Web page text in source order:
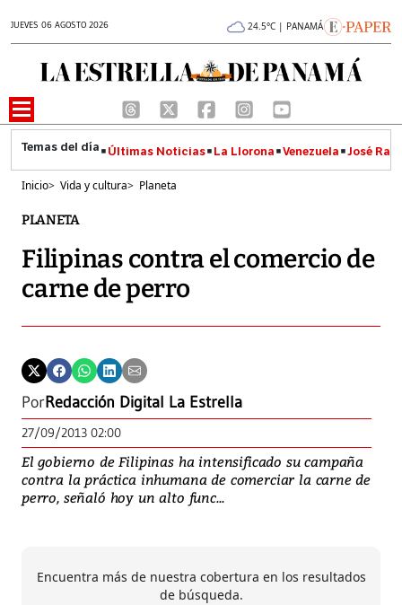
JUEVES 06 AGOSTO 2026 24.5°C | PANAMÁ
Últimas Noticias La Llorona Venezuela José
Inicio> Vida y cultura> Planeta
PLANETA
Filipinas contra el comercio de
carne de perro
PorRedacción Digital La Estrella
27/09/2013 02:00
El gobierno de Filipinas ha intensificado su campaña
contra la práctica inhumana de comerciar la carne de
perro, señaló hoy un alto func...
Encuentra más de nuestra cobertura en los resultados
de búsqueda.